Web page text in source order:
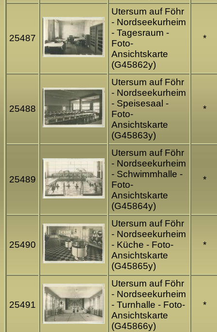
25487
Utersum auf Föhr
- Nordseekurheim
- Tagesraum -
Foto-
Ansichtskarte
(G45862y)
*
25488
Utersum auf Föhr
- Nordseekurheim
- Speisesaal -
Foto-
Ansichtskarte
(G45863y)
*
25489
Utersum auf Föhr
- Nordseekurheim
- Schwimmhalle -
Foto-
Ansichtskarte
(G45864y)
*
25490
Utersum auf Föhr
- Nordseekurheim
- Küche - Foto-
Ansichtskarte
(G45865y)
*
25491
Utersum auf Föhr
- Nordseekurheim
- Turnhalle - Foto-
Ansichtskarte
(G45866y)
*